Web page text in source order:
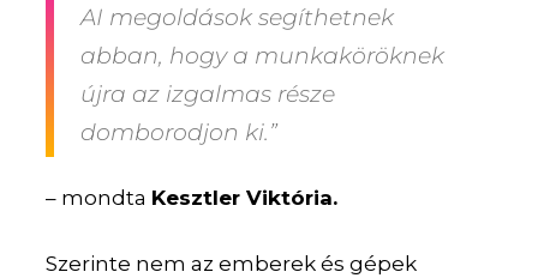
AI megoldások segíthetnek
abban, hogy a munkaköröknek
újra az izgalmas része
domborodjon ki.”
– mondta Kesztler Viktória.
Szerinte nem az emberek és gépek